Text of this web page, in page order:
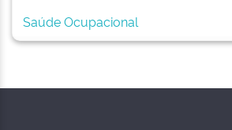
Saúde Ocupacional